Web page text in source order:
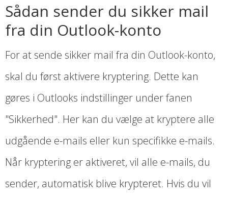
Sådan sender du sikker mail
fra din Outlook-konto
For at sende sikker mail fra din Outlook-konto,
skal du først aktivere kryptering. Dette kan
gøres i Outlooks indstillinger under fanen
"Sikkerhed". Her kan du vælge at kryptere alle
udgående e-mails eller kun specifikke e-mails.
Når kryptering er aktiveret, vil alle e-mails, du
sender, automatisk blive krypteret. Hvis du vil